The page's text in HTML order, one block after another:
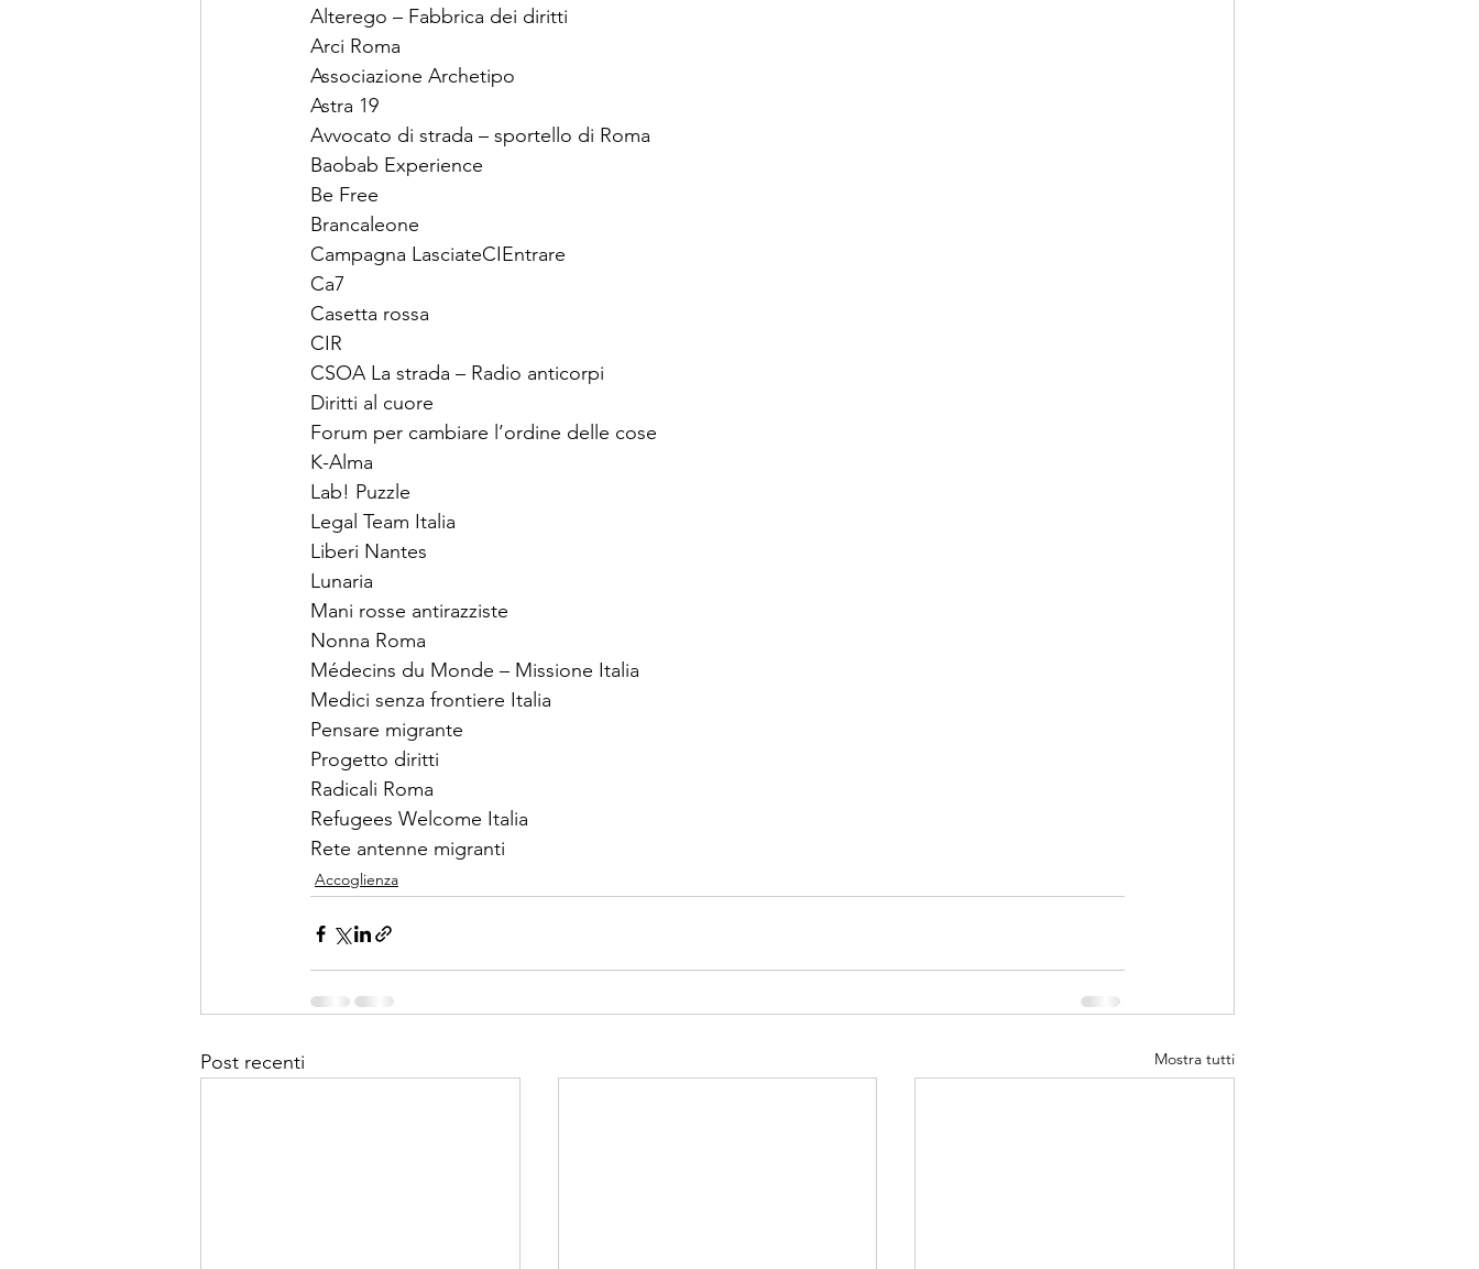
Alterego – Fabbrica dei diritti
Arci Roma
Associazione Archetipo
Astra 19
Avvocato di strada – sportello di Roma
Baobab Experience
Be Free
Brancaleone
Campagna LasciateCIEntrare
Ca7
Casetta rossa
CIR
CSOA La strada – Radio anticorpi
Diritti al cuore
Forum per cambiare l’ordine delle cose
K-Alma
Lab! Puzzle
Legal Team Italia
Liberi Nantes
Lunaria
Mani rosse antirazziste
Nonna Roma
Médecins du Monde – Missione Italia
Medici senza frontiere Italia
Pensare migrante
Progetto diritti
Radicali Roma
Refugees Welcome Italia
Rete antenne migranti
Accoglienza
Post recenti Mostra tutti